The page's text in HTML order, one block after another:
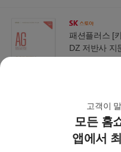
고객이
모든 홈
앱에서
패션플러스 [
DZ 저반사 지
노트북 삼성
0XDA용
37,430 원